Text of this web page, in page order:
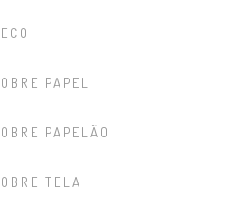
PAPEL
PAPELÃO
TELA